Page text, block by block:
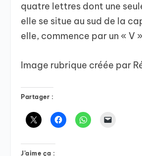
quatre lettres dont une
elle se situe au sud de la
elle, commence par un « V
Image rubrique créée par
Partager :
J’aime ça :